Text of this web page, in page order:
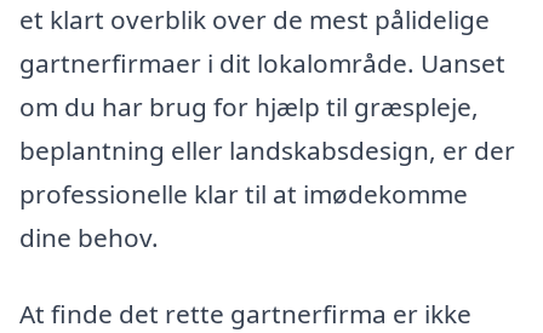
et klart overblik over de mest pålidelige
gartnerfirmaer i dit lokalområde. Uanset
om du har brug for hjælp til græspleje,
beplantning eller landskabsdesign, er der
professionelle klar til at imødekomme
dine behov.
At finde det rette gartnerfirma er ikke